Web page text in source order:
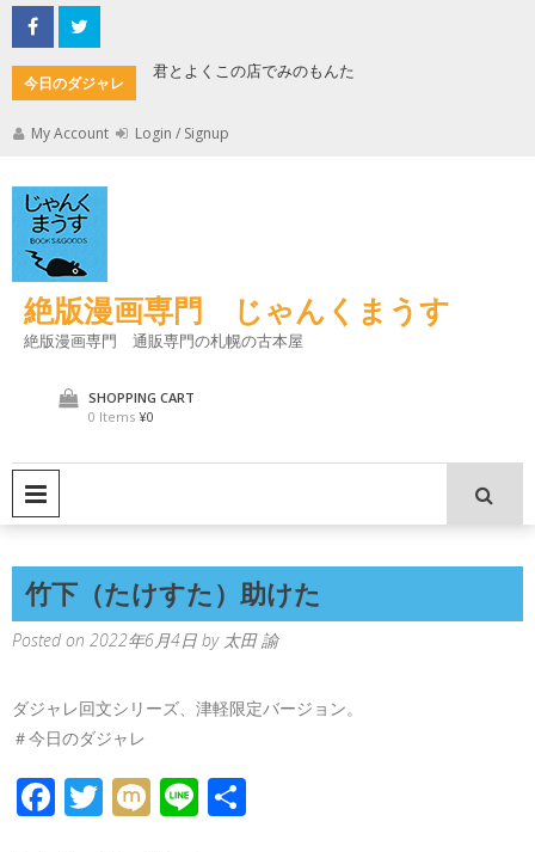
Skip
to
content
今日のダジャレ
君とよくこの店でみのもんた
My Account Login / Signup
絶版漫画専門 じゃんくまうす
絶版漫画専門 通販専門の札幌の古本屋
SHOPPING CART
0 Items ¥0
竹下（たけすた）助けた
Posted on 2022年6月4日 by 太田 諭
ダジャレ回文シリーズ、津軽限定バージョン。
＃今日のダジャレ
FACEBOOK
TWITTER
MIXILINE